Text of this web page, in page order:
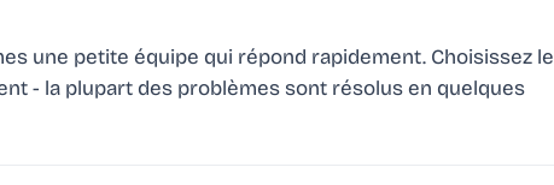
une petite équipe qui répond rapidement. Choisissez le
- la plupart des problèmes sont résolus en quelques